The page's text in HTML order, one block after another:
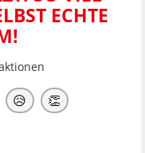
ECHTE
😥 👏